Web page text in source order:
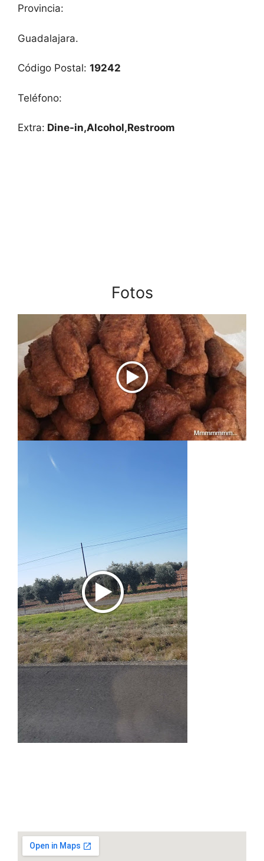
Provincia:
Guadalajara.
Código Postal: 19242
Teléfono:
Extra: Dine-in,Alcohol,Restroom
Fotos